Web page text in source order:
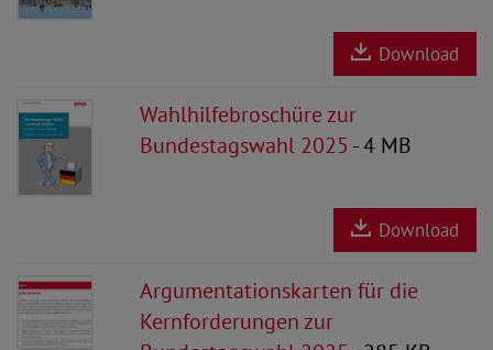
Download
Wahlhilfebroschüre zur
Bundestagswahl 2025 - 4 MB
Download
Argumentationskarten für die
Kernforderungen zur